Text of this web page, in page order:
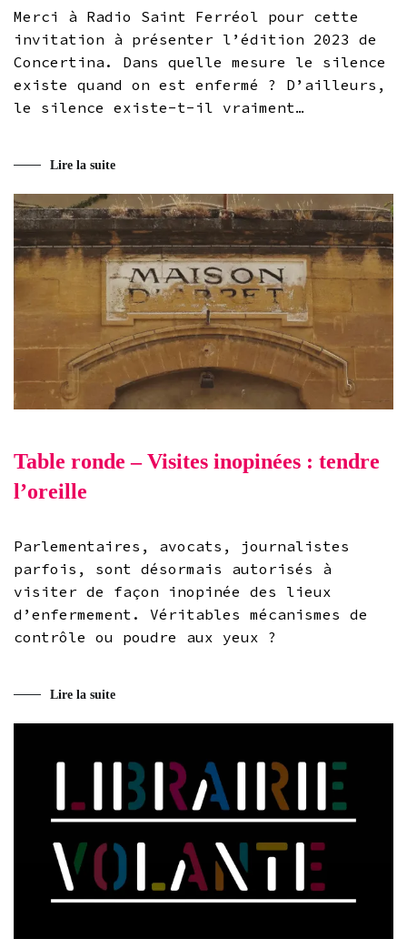
Merci à Radio Saint Ferréol pour cette
invitation à présenter l’édition 2023 de
Concertina. Dans quelle mesure le silence
existe quand on est enfermé ? D’ailleurs,
le silence existe-t-il vraiment…
Lire la suite
Table ronde – Visites inopinées : tendre
l’oreille
Parlementaires, avocats, journalistes
parfois, sont désormais autorisés à
visiter de façon inopinée des lieux
d’enfermement. Véritables mécanismes de
contrôle ou poudre aux yeux ?
Lire la suite